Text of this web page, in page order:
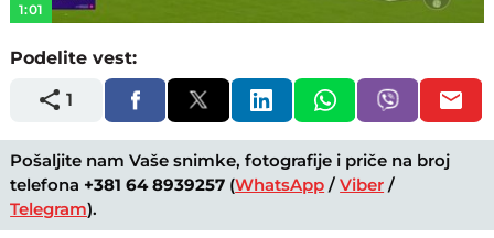
1:01
Podelite vest:
1
Pošaljite nam Vaše snimke, fotografije i priče na broj
telefona +381 64 8939257 (WhatsApp /Viber /
Telegram).